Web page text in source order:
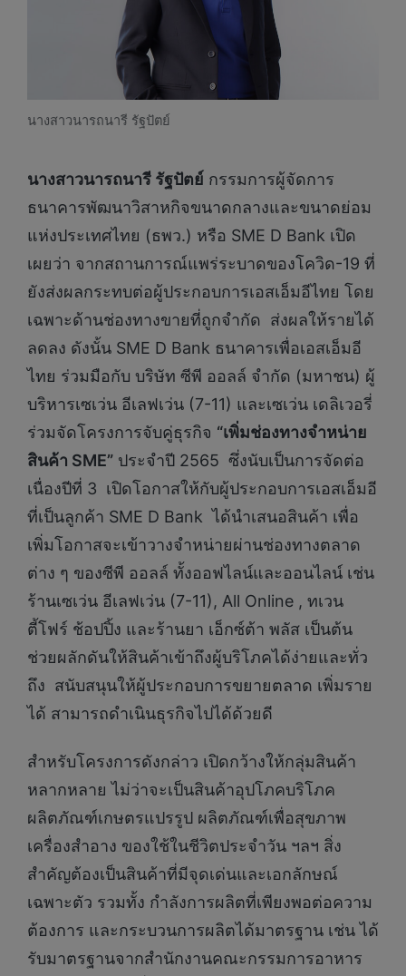
นางสาวนารถนารี รัฐปัตย์
นางสาวนารถนารี รัฐปัตย์ กรรมการผู้จัดการ
ธนาคารพัฒนาวิสาหกิจขนาดกลางและขนาดย่อม
แห่งประเทศไทย (ธพว.) หรือ SME D Bank เปิด
เผยว่า จากสถานการณ์แพร่ระบาดของโควิด-19 ที่
ยังส่งผลกระทบต่อผู้ประกอบการเอสเอ็มอีไทย โดย
เฉพาะด้านช่องทางขายที่ถูกจำกัด ส่งผลให้รายได้
ลดลง ดังนั้น SME D Bank ธนาคารเพื่อเอสเอ็มอี
ไทย ร่วมมือกับ บริษัท ซีพี ออลล์ จำกัด (มหาชน) ผู้
บริหารเซเว่น อีเลฟเว่น (7-11) และเซเว่น เดลิเวอรี่
ร่วมจัดโครงการจับคู่ธุรกิจ “เพิ่มช่องทางจำหน่าย
สินค้า SME” ประจำปี 2565 ซึ่งนับเป็นการจัดต่อ
เนื่องปีที่ 3 เปิดโอกาสให้กับผู้ประกอบการเอสเอ็มอี
ที่เป็นลูกค้า SME D Bank ได้นำเสนอสินค้า เพื่อ
เพิ่มโอกาสจะเข้าวางจำหน่ายผ่านช่องทางตลาด
ต่าง ๆ ของซีพี ออลล์ ทั้งออฟไลน์และออนไลน์ เช่น
ร้านเซเว่น อีเลฟเว่น (7-11), All Online , ทเวน
ตี้โฟร์ ช้อปปิ้ง และร้านยา เอ็กซ์ต้า พลัส เป็นต้น
ช่วยผลักดันให้สินค้าเข้าถึงผู้บริโภคได้ง่ายและทั่ว
ถึง สนับสนุนให้ผู้ประกอบการขยายตลาด เพิ่มราย
ได้ สามารถดำเนินธุรกิจไปได้ด้วยดี
สำหรับโครงการดังกล่าว เปิดกว้างให้กลุ่มสินค้า
หลากหลาย ไม่ว่าจะเป็นสินค้าอุปโภคบริโภค
ผลิตภัณฑ์เกษตรแปรรูป ผลิตภัณฑ์เพื่อสุขภาพ
เครื่องสำอาง ของใช้ในชีวิตประจำวัน ฯลฯ สิ่ง
สำคัญต้องเป็นสินค้าที่มีจุดเด่นและเอกลักษณ์
เฉพาะตัว รวมทั้ง กำลังการผลิตที่เพียงพอต่อความ
ต้องการ และกระบวนการผลิตได้มาตรฐาน เช่น ได้
รับมาตรฐานจากสำนักงานคณะกรรมการอาหาร